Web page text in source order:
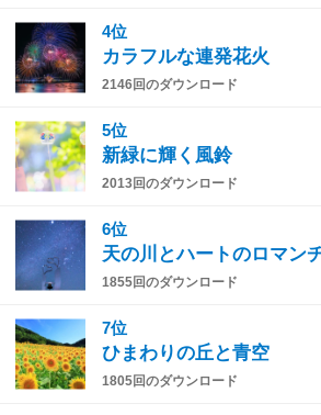
4位
カラフルな連発花火
2146回のダウンロード
5位
新緑に輝く風鈴
2013回のダウンロード
6位
天の川とハートのロマン
1855回のダウンロード
7位
ひまわりの丘と青空
1805回のダウンロード